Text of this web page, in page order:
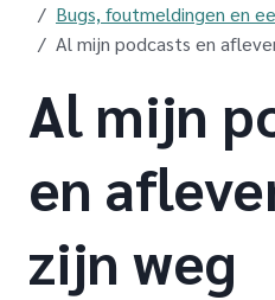
Bugs, foutmeldingen en
Al mijn podcasts en
Al mijn
en
zijn weg